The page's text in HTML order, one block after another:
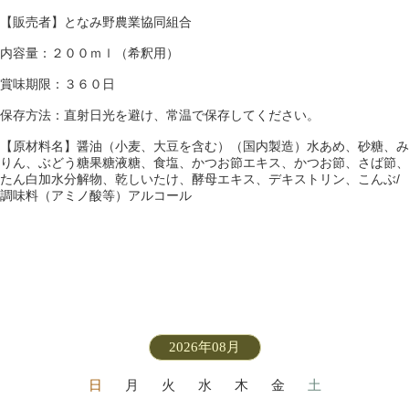
【販売者】となみ野農業協同組合
内容量：２００ｍｌ（希釈用）
賞味期限：３６０日
保存方法：直射日光を避け、常温で保存してください。
【原材料名】醤油（小麦、大豆を含む）（国内製造）水あめ、砂糖、み
りん、ぶどう糖果糖液糖、食塩、かつお節エキス、かつお節、さば節、
たん白加水分解物、乾しいたけ、酵母エキス、デキストリン、こんぶ/
調味料（アミノ酸等）アルコール
2026年08月
日 月 火 水 木 金
土